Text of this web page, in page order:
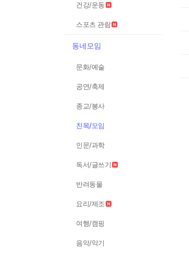
건강/운동
스포츠 관람
동네모임
문화/예술
공연/축제
종교/봉사
친목/모임
인문/과학
독서/글쓰기
반려동물
요리/제조
여행/캠핑
음악/악기